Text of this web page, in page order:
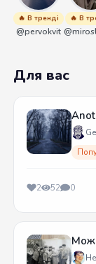
🔥 В тренді
@pervokvit
🔥 В
Для вас
2 52 0